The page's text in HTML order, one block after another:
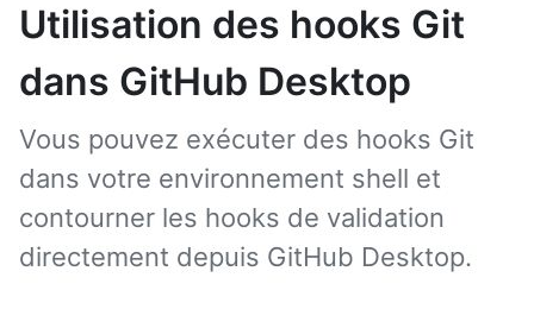
Utilisation des hooks Git
dans GitHub Desktop
Vous pouvez exécuter des hooks Git
dans votre environnement shell et
contourner les hooks de validation
directement depuis GitHub Desktop.